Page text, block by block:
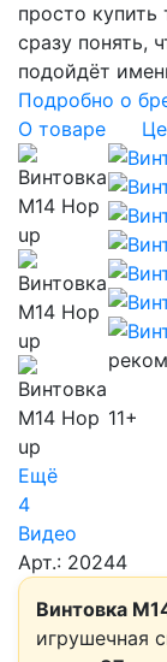
просто купить
сразу понять,
подойдёт
Подробно о
О товаре
Ещё
4
Видео
11+
Арт.: 20244
Винтовка
игрушечная